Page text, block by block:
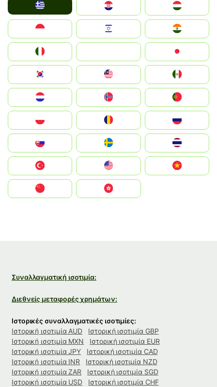
Magyarország
South Korea
United States
中國香港特別行政區
Συναλλαγματική ισοτιμία:
Διεθνείς μεταφορές χρημάτων:
Ιστορικές συναλλαγματικές ισοτιμίες:
Ιστορική ισοτιμία AUD
Ιστορική ισοτιμία GBP
Ιστορική ισοτιμία MXN
Ιστορική ισοτιμία EUR
Ιστορική ισοτιμία JPY
Ιστορική ισοτιμία CAD
Ιστορική ισοτιμία INR
Ιστορική ισοτιμία NZD
Ιστορική ισοτιμία ZAR
Ιστορική ισοτιμία SGD
Ιστορική ισοτιμία USD
Ιστορική ισοτιμία CHF